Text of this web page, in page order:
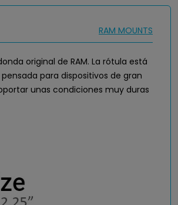
RAM MOUNTS
original de RAM. La rótula está
para dispositivos de gran
unas condiciones muy duras